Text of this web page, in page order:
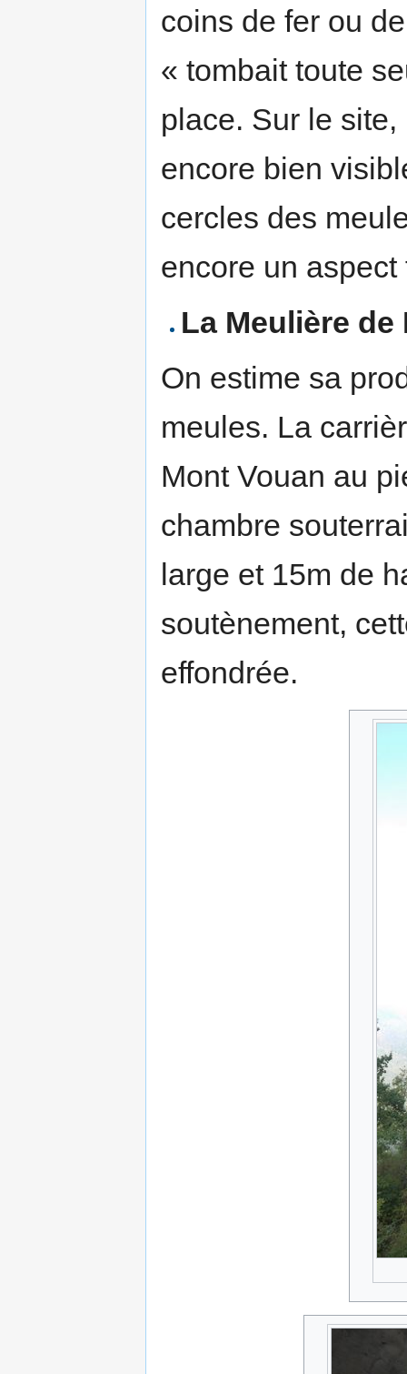
coins de fer ou
« tombait toute
place. Sur le
encore bien
cercles des
encore un aspect
La Meulière de
On estime sa
meules. La
Mont Vouan au
chambre
large et 15m de
soutènement,
effondrée.